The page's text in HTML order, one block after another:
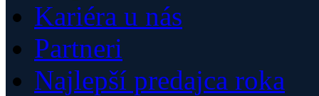
Kariéra u nás
Partneri
Najlepší predajca roka